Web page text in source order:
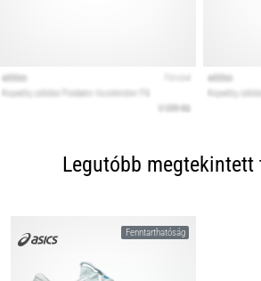
Legutóbb megtekintett
Fenntarthatóság